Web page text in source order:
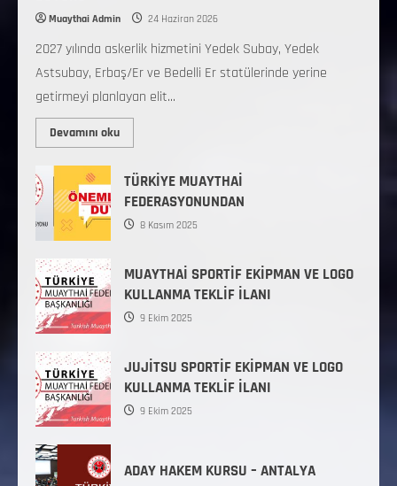
Muaythai Admin 24 Haziran 2026
2027 yılında askerlik hizmetini Yedek Subay, Yedek
Astsubay, Erbaş/Er ve Bedelli Er statülerinde yerine
getirmeyi planlayan elit...
Devamını oku
TÜRKİYE MUAYTHAİ
FEDERASYONUNDAN
8 Kasım 2025
MUAYTHAİ SPORTİF EKİPMAN VE LOGO
KULLANMA TEKLİF İLANI
9 Ekim 2025
JUJİTSU SPORTİF EKİPMAN VE LOGO
KULLANMA TEKLİF İLANI
9 Ekim 2025
ADAY HAKEM KURSU – ANTALYA